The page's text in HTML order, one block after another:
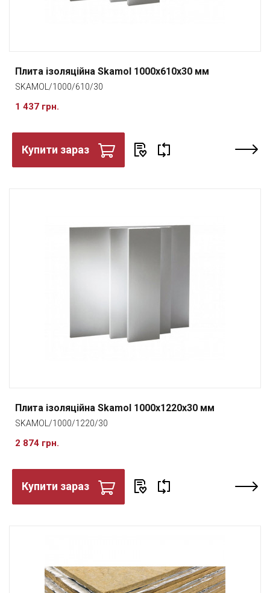
Плита ізоляційна Skamol 1000x610x30 мм
SKAMOL/1000/610/30
1 437 грн.
Купити зараз
Плита ізоляційна Skamol 1000x1220x30 мм
SKAMOL/1000/1220/30
2 874 грн.
Купити зараз